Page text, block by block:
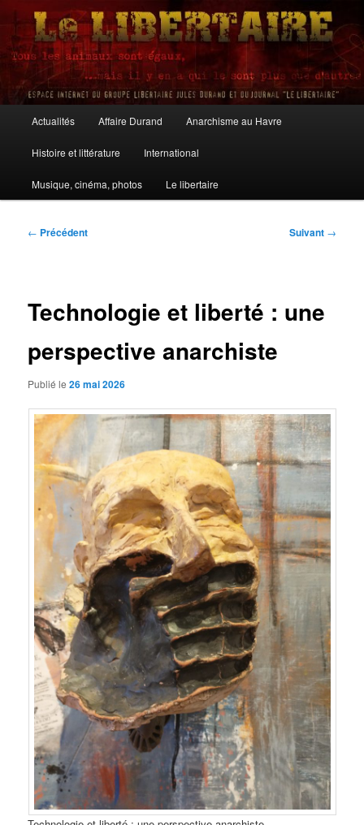
Aller
contenu
principalLe Libertaire
principal
Actualités Affaire Durand Anarchisme au Havre
Histoire et littérature International
Musique, cinéma, photos Le libertaire
Navigation
← Précédent Suivant →
Technologie et liberté : une
perspective anarchiste
Publié le26 mai 2026